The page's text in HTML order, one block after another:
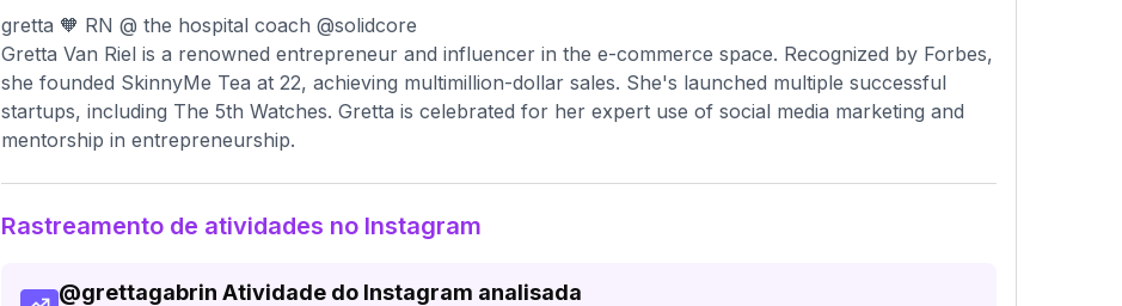
gretta 🧡 RN @ the hospital coach @solidcore
Gretta Van Riel is a renowned entrepreneur and influencer in the e-commerce space. Recognized by Forbes,
she founded SkinnyMe Tea at 22, achieving multimillion-dollar sales. She's launched multiple successful
startups, including The 5th Watches. Gretta is celebrated for her expert use of social media marketing and
mentorship in entrepreneurship.
Rastreamento de atividades no Instagram
@grettagabrin Atividade do Instagram analisada